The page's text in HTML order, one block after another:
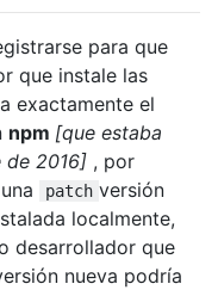
para que
que instale las
exactamente el
npm [que estaba
de 2016] , por
patch versión
localmente,
desarrollador que
nueva podría